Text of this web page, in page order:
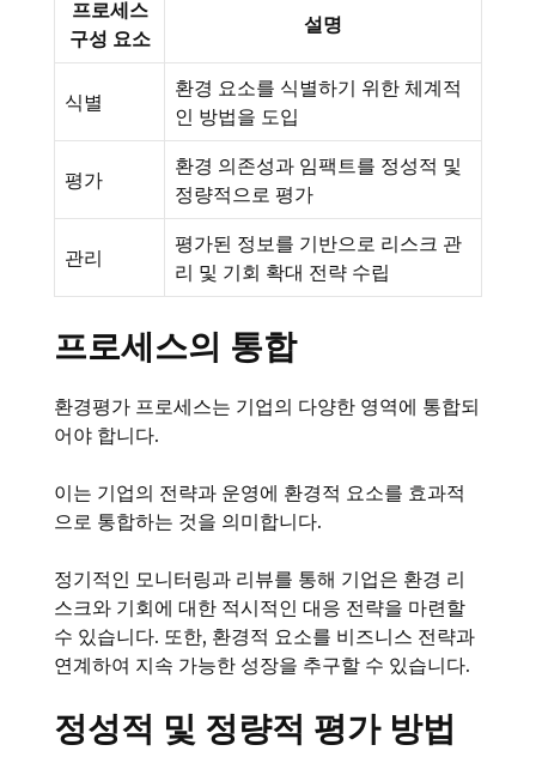
프로세스
구성 요소
설명
식별
환경 요소를 식별하기 위한 체계적
인 방법을 도입
평가
환경 의존성과 임팩트를 정성적 및
정량적으로 평가
관리
평가된 정보를 기반으로 리스크 관
리 및 기회 확대 전략 수립
프로세스의 통합
환경평가 프로세스는 기업의 다양한 영역에 통합되
어야 합니다.
이는 기업의 전략과 운영에 환경적 요소를 효과적
으로 통합하는 것을 의미합니다.
정기적인 모니터링과 리뷰를 통해 기업은 환경 리
스크와 기회에 대한 적시적인 대응 전략을 마련할
수 있습니다. 또한, 환경적 요소를 비즈니스 전략과
연계하여 지속 가능한 성장을 추구할 수 있습니다.
정성적 및 정량적 평가 방법